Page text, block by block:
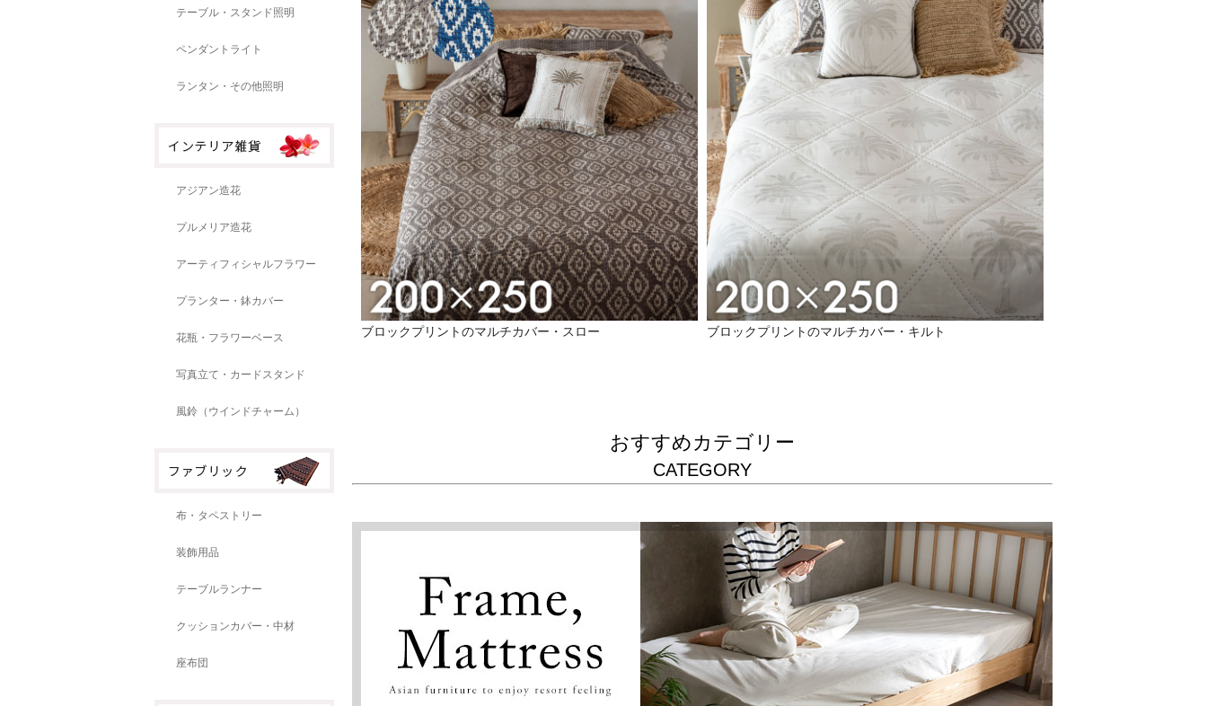
テーブル・スタンド照明
ペンダントライト
ランタン・その他照明
アジアン造花
プルメリア造花
アーティフィシャルフラワー
プランター・鉢カバー
花瓶・フラワーベース
写真立て・カードスタンド
風鈴（ウインドチャーム）
布・タペストリー
装飾用品
テーブルランナー
クッションカバー・中材
座布団
ブロックプリントのマルチカバー・スロー ブロックプリントのマルチカバー・キルト
おすすめカテゴリー
CATEGORY